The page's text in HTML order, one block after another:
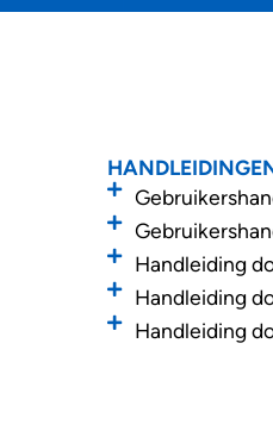
Handleiding
Handleiding
Handleiding